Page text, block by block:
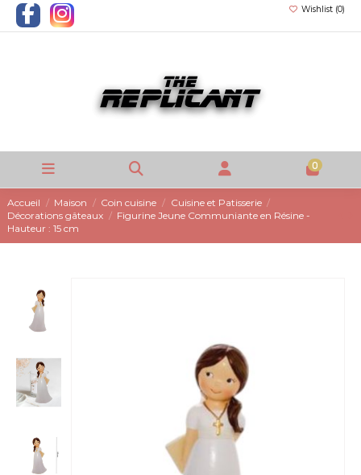
Wishlist (0)
0
Accueil Maison Coin cuisine
Cuisine et Patisserie
Décorations gâteaux
Figurine Jeune Communiante en Résine -
Hauteur : 15 cm